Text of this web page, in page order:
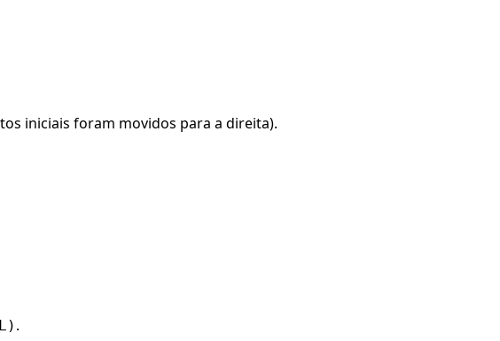
iniciais foram movidos para a direita).
.